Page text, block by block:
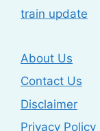
train update
About Us
Contact Us
Disclaimer
Privacy Policy